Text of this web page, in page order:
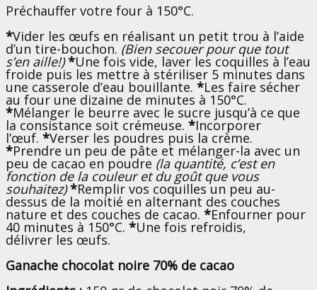
Préchauffer votre four à 150°C.
*Vider les œufs en réalisant un petit trou à l’aide
d’un tire-bouchon. (Bien secouer pour que tout
s’en aille!)*Une fois vide, laver les coquilles à l’eau
froide puis les mettre à stériliser 5 minutes dans
une casserole d’eau bouillante. *Les faire sécher
au four une dizaine de minutes à 150°C.
*Mélanger le beurre avec le sucre jusqu’à ce que
la consistance soit crémeuse. *Incorporer
l’œuf. *Verser les poudres puis la crème.
*Prendre un peu de pâte et mélanger-la avec un
peu de cacao en poudre (la quantité, c’est en
fonction de la couleur et du goût que vous
souhaitez) *Remplir vos coquilles un peu au-
dessus de la moitié en alternant des couches
nature et des couches de cacao. *Enfourner pour
40 minutes à 150°C. *Une fois refroidis,
délivrer les œufs.
Ganache chocolat noire 70% de cacao